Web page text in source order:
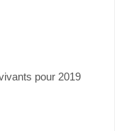
pour 2019